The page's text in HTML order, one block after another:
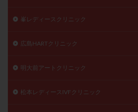
峯レディースクリニック
広島HARTクリニック
明大前アートクリニック
松本レディースIVFクリニック